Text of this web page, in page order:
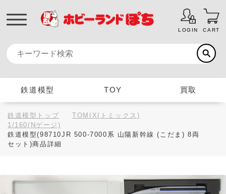
LOGIN CART
鉄道模型 TOY 買取
鉄道模型トップ
TOMIX(トミックス)
1/160(Nゲージ)
鉄道模型(98710JR 500-7000系 山陽新幹線 (こだま) 8両
セット)商品詳細